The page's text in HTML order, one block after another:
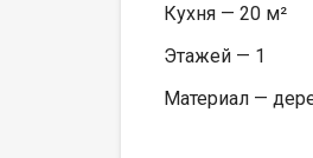
Кухня — 20 м²
Этажей — 1
Материал —